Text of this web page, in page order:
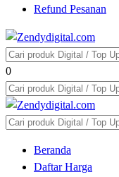
Refund Pesanan
0
Beranda
Daftar Harga